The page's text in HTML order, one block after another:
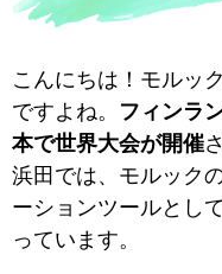
こんにちは！モルッ
ですよね。 フィンラ
本で世界大会が開催
浜田では、モルック
ーションツールとし
っています。